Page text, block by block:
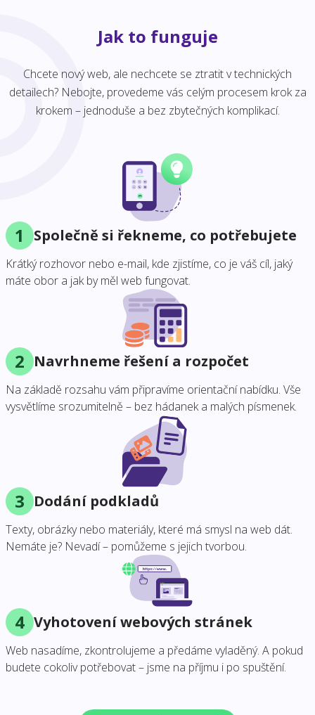
Jak to funguje
Chcete nový web, ale nechcete se ztratit v technických
detailech? Nebojte, provedeme vás celým procesem krok za
krokem – jednoduše a bez zbytečných komplikací.
1 Společně si řekneme, co potřebujete
Krátký rozhovor nebo e-mail, kde zjistíme, co je váš cíl, jaký
máte obor a jak by měl web fungovat.
2 Navrhneme řešení a rozpočet
Na základě rozsahu vám připravíme orientační nabídku. Vše
vysvětlíme srozumitelně – bez hádanek a malých písmenek.
3 Dodání podkladů
Texty, obrázky nebo materiály, které má smysl na web dát.
Nemáte je? Nevadí – pomůžeme s jejich tvorbou.
4 Vyhotovení webových stránek
Web nasadíme, zkontrolujeme a předáme vyladěný. A pokud
budete cokoliv potřebovat – jsme na příjmu i po spuštění.